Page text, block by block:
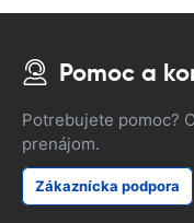
Pomoc a
Potrebujete pomoc?
prenájom.
Zákaznícka podpora